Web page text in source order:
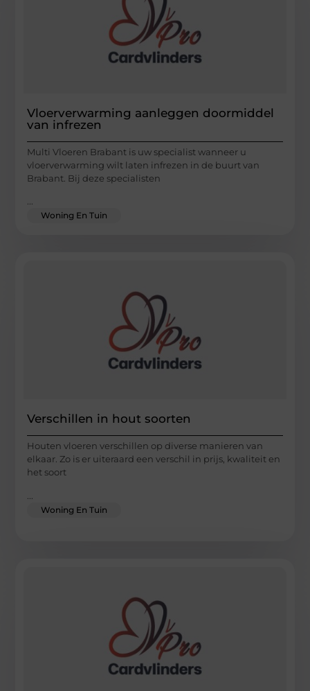
Vloerverwarming aanleggen doormiddel
van infrezen
Multi Vloeren Brabant is uw specialist wanneer u
vloerverwarming wilt laten infrezen in de buurt van
Brabant. Bij deze specialisten
...
Woning En Tuin
Verschillen in hout soorten
Houten vloeren verschillen op diverse manieren van
elkaar. Zo is er uiteraard een verschil in prijs, kwaliteit en
het soort
Woning En Tuin